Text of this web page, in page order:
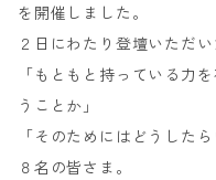
を開催しました。
２日にわたり登壇いただ
「もともと持っている力
うことか」
「そのためにはどうし
８名の皆さま。